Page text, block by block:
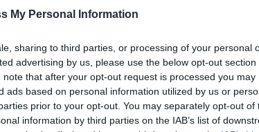
My Personal Information
sharing to third parties, or processing of your personal
advertising by us, please use the below opt-out section
that after your opt-out request is processed you may
ads based on personal information utilized by us or
prior to your opt-out. You may separately opt-out of
information by third parties on the IAB’s list of
Ο
του
θα